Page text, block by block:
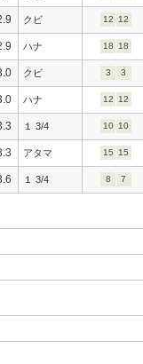
クビ 12 12
ハナ 18 18
クビ 3 3
ハナ 12 12
１ 3/4 10 10
アタマ 15 15
１ 3/4 8 7